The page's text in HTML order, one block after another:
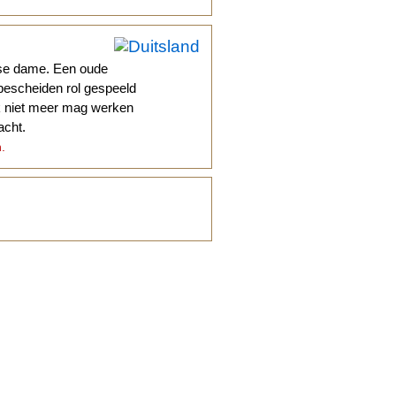
dame. Een oude
rol gespeeld
niet meer mag werken